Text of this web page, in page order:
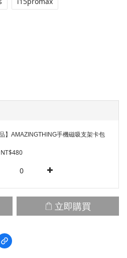
品】AMAZINGTHING手機磁吸支架卡包
立即購買